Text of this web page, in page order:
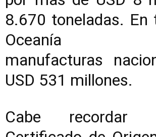
8.670 toneladas. En
Oceanía
manufacturas
USD 531 millones.
Cabe